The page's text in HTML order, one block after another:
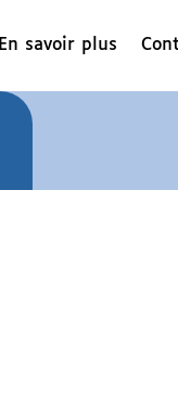
En savoir plus